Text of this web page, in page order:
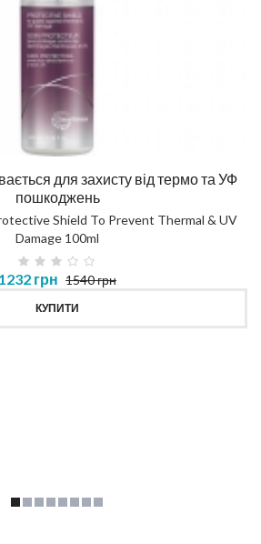
для захисту від термо та УФ
пошкоджень
Shield To Prevent Thermal & UV
Damage 100ml
1232 грн 1540 грн
КУПИТИ